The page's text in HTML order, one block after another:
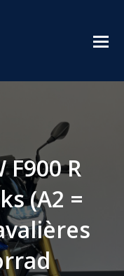
F900 R
(A2 =